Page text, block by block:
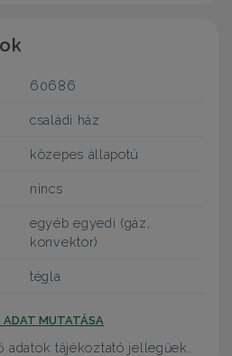
60686
családi ház
közepes állapotú
nincs
egyéb egyedi (gáz,
konvektor)
tégla
ADAT MUTATÁSA
adatok tájékoztató jellegűek.